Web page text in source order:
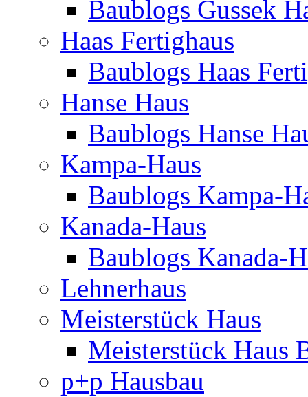
Baublogs Gussek
Haas Fertighaus
Baublogs Haas
Hanse Haus
Baublogs Hanse
Kampa-Haus
Baublogs Kampa-
Kanada-Haus
Baublogs Kanada-
Lehnerhaus
Meisterstück Haus
Meisterstück Haus
p+p Hausbau